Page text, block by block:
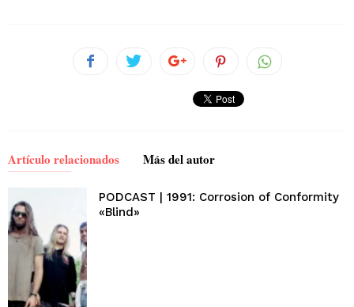
Artículo relacionados Más del autor
PODCAST | 1991: Corrosion of Conformity
«Blind»